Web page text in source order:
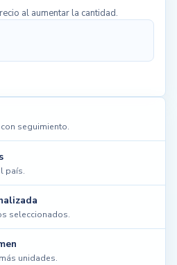
seguimiento.
país.
seleccionados.
unidades.
al aumentar la cantidad.